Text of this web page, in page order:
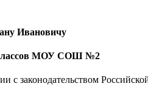
Ивановичу
МОУ СОШ №2
с законодательством